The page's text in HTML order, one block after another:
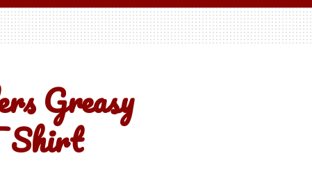
Greasy
Shirt